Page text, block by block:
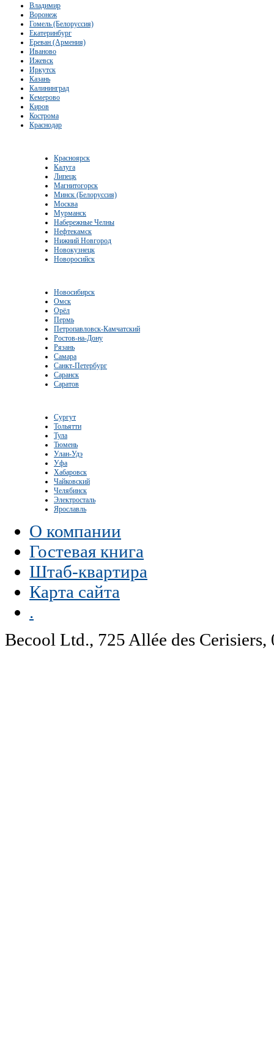
Владимир
Воронеж
Гомель (Белоруссия)
Екатеринбург
Ереван (Армения)
Иваново
Ижевск
Иркутск
Казань
Калининград
Кемерово
Киров
Кострома
Краснодар
Красноярск
Калуга
Липецк
Магнитогорск
Минск (Белоруссия)
Москва
Мурманск
Набережные Челны
Нефтекамск
Нижний Новгород
Новокузнецк
Новоросийск
Новосибирск
Омск
Орёл
Пермь
Петропавловск-Камчатский
Ростов-на-Дону
Рязань
Самара
Санкт-Петербург
Саранск
Саратов
Сургут
Тольятти
Тула
Тюмень
Улан-Удэ
Уфа
Хабаровск
Чайковский
Челябинск
Электросталь
Ярославль
О компании
Гостевая книга
Штаб-квартира
Карта сайта
.
Becool Ltd., 725 Allée des